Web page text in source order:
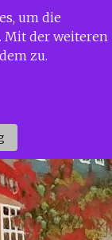
um die
Mit der weiteren
zu.